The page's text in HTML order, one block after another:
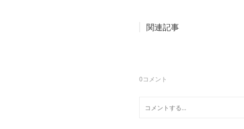
関連記事
0コメント